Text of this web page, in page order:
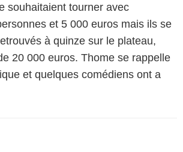
souhaitaient tourner avec
et 5 000 euros mais ils se
à quinze sur le plateau,
20 000 euros. Thome se rappelle
et quelques comédiens ont a